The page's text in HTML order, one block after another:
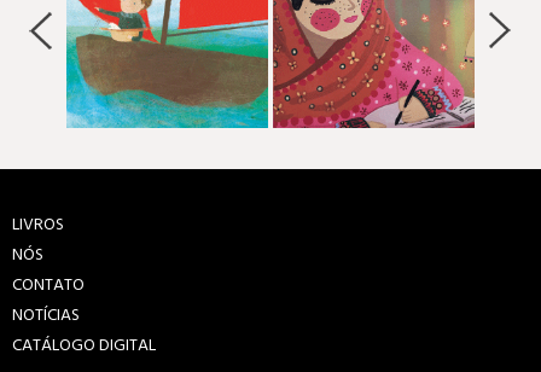
LIVROS
NÓS
CONTATO
NOTÍCIAS
CATÁLOGO DIGITAL